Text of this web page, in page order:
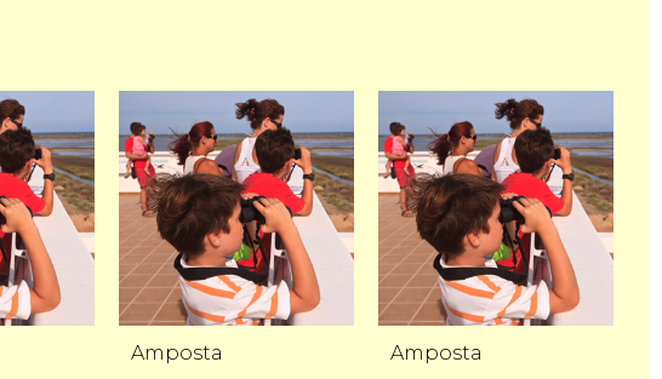
Amposta Amposta